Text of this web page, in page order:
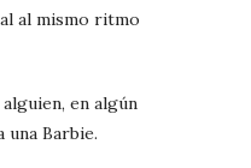
al mismo ritmo
en algún
una Barbie.